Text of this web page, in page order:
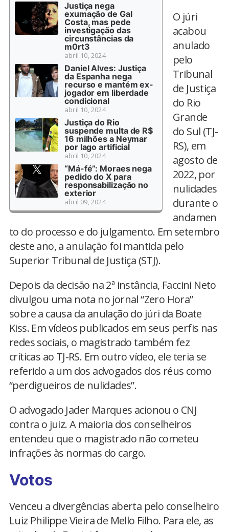
Justiça nega
exumação de Gal
Costa, mas pede
investigação das
circunstâncias da
m0rt3
abril 10, 2024
Daniel Alves: Justiça
da Espanha nega
recurso e mantém ex-
jogador em liberdade
condicional
abril 10, 2024
Justiça do Rio
suspende multa de R$
16 milhões a Neymar
por lago artificial
abril 10, 2024
“Má-fé”: Moraes nega
pedido do X para
responsabilização no
exterior
abril 09, 2024
O júri
acabou
anulado
pelo
Tribunal
de Justiça
do Rio
Grande
do Sul (TJ-
RS), em
agosto de
2022, por
nulidades
durante o
andamen
to do processo e do julgamento. Em setembro
deste ano, a anulação foi mantida pelo
Superior Tribunal de Justiça (STJ).
Depois da decisão na 2ª instância, Faccini Neto
divulgou uma nota no jornal “Zero Hora”
sobre a causa da anulação do júri da Boate
Kiss. Em vídeos publicados em seus perfis nas
redes sociais, o magistrado também fez
críticas ao TJ-RS. Em outro vídeo, ele teria se
referido a um dos advogados dos réus como
“perdigueiros de nulidades”.
O advogado Jader Marques acionou o CNJ
contra o juiz. A maioria dos conselheiros
entendeu que o magistrado não cometeu
infrações às normas do cargo.
Votos
Venceu a divergências aberta pelo conselheiro
Luiz Philippe Vieira de Mello Filho. Para ele, as